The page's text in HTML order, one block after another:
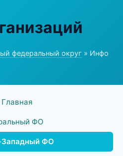
федеральный округ » Инфо
Главная
ФО
Западный ФО